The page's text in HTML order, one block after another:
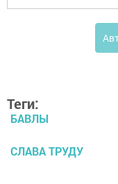
Теги:
БАВЛЫ
СЛАВА ТРУДУ